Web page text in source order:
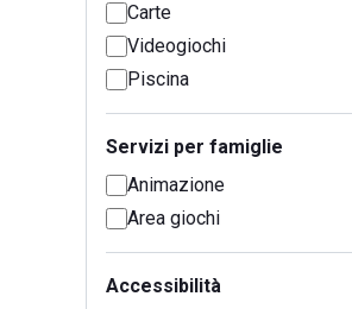
Carte
Videogiochi
Piscina
Servizi per famiglie
Animazione
Area giochi
Accessibilità